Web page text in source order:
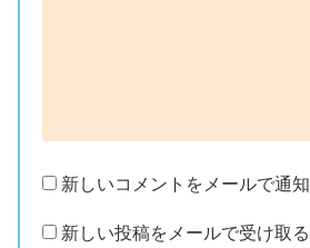
新しいコメントをメールで通知
新しい投稿をメールで受け取る